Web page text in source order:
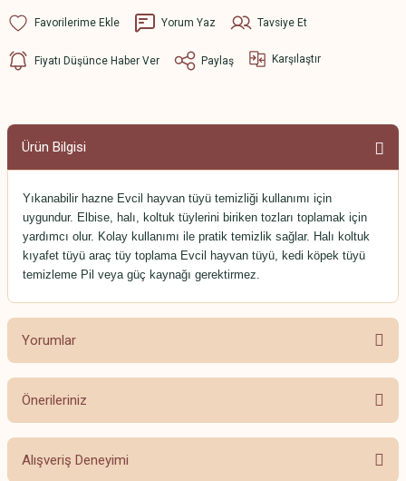
Yorum Yaz Tavsiye Et
Fiyatı Düşünce Haber Ver Paylaş Karşılaştır
Ürün Bilgisi
Yıkanabilir hazne Evcil hayvan tüyü temizliği kullanımı için
uygundur. Elbise, halı, koltuk tüylerini biriken tozları toplamak için
yardımcı olur. Kolay kullanımı ile pratik temizlik sağlar. Halı koltuk
kıyafet tüyü araç tüy toplama Evcil hayvan tüyü, kedi köpek tüyü
temizleme Pil veya güç kaynağı gerektirmez.
Yorumlar
Bu ürüne ilk yorumu siz yapın!
Önerileriniz
Bu ürünün fiyat bilgisi, resim, ürün açıklamalarında ve diğer konularda
yetersiz gördüğünüz noktaları öneri formunu kullanarak tarafımıza
Alışveriş Deneyimi